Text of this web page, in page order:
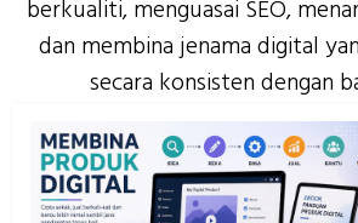
berkualiti, menguasai SEO,
dan membina jenama digital
secara konsisten dengan